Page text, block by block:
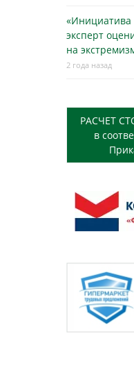
«Инициатива
эксперт
на
2 года назад
РАСЧЕТ
в